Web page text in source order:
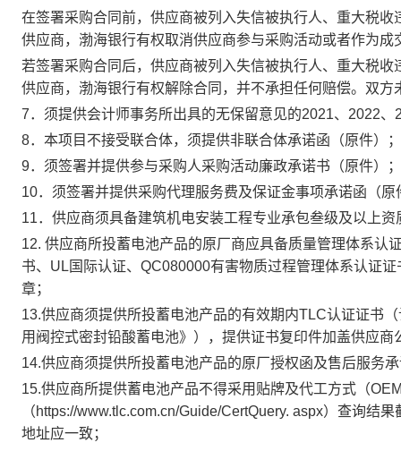
在签署采购合同前，供应商被列入失信被执行人、重大税
供应商，渤海银行有权取消供应商参与采购活动或者作为成
若签署采购合同后，供应商被列入失信被执行人、重大税
供应商，渤海银行有权解除合同，并不承担任何赔偿。双
7．须提供会计师事务所出具的无保留意见的2021、2022
8．本项目不接受联合体，须提供非联合体承诺函（原件）；
9．须签署并提供参与采购人采购活动廉政承诺书（原件）；
10．须签署并提供采购代理服务费及保证金事项承诺函（原
11．供应商须具备建筑机电安装工程专业承包叁级及以上
12. 供应商所投蓄电池产品的原厂商应具备质量管理体系认
书、UL国际认证、QC080000有害物质过程管理体系认证
章；
13.供应商须提供所投蓄电池产品的有效期内TLC认证证书
用阀控式密封铅酸蓄电池》），提供证书复印件加盖供应商
14.供应商须提供所投蓄电池产品的原厂授权函及售后服务
15.供应商所提供蓄电池产品不得采用贴牌及代工方式（
（https://www.tlc.com.cn/Guide/CertQuery. aspx）查询结
地址应一致；